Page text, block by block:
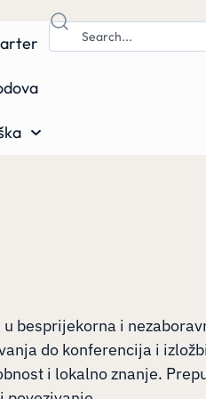
besprijekorna i
do konferencija i
i lokalno znanje.